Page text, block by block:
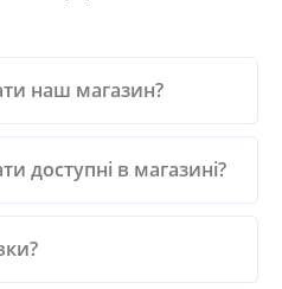
наш магазин?
доступні в магазині?